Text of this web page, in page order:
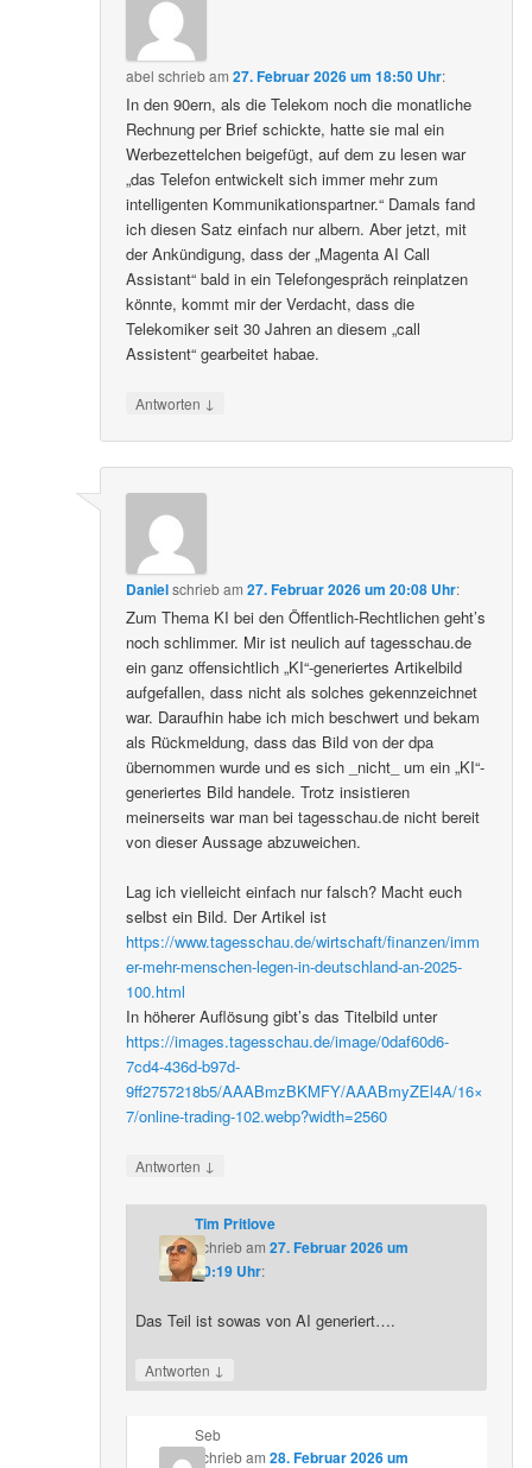
abel schriebam27. Februar 2026 um 18:50 Uhr:
In den 90ern, als die Telekom noch die monatliche
Rechnung per Brief schickte, hatte sie mal ein
Werbezettelchen beigefügt, auf dem zu lesen war
„das Telefon entwickelt sich immer mehr zum
intelligenten Kommunikationspartner.“ Damals fand
ich diesen Satz einfach nur albern. Aber jetzt, mit
der Ankündigung, dass der „Magenta AI Call
Assistant“ bald in ein Telefongespräch reinplatzen
könnte, kommt mir der Verdacht, dass die
Telekomiker seit 30 Jahren an diesem „call
Assistent“ gearbeitet habae.
Antworten ↓
Danielschriebam27. Februar 2026 um 20:08 Uhr:
Zum Thema KI bei den Öffentlich-Rechtlichen geht’s
noch schlimmer. Mir ist neulich auf tagesschau.de
ein ganz offensichtlich „KI“-generiertes Artikelbild
aufgefallen, dass nicht als solches gekennzeichnet
war. Daraufhin habe ich mich beschwert und bekam
als Rückmeldung, dass das Bild von der dpa
übernommen wurde und es sich _nicht_ um ein „KI“-
generiertes Bild handele. Trotz insistieren
meinerseits war man bei tagesschau.de nicht bereit
von dieser Aussage abzuweichen.
Lag ich vielleicht einfach nur falsch? Macht euch
selbst ein Bild. Der Artikel ist
https://www.tagesschau.de/wirtschaft/finanzen/imm
er-mehr-menschen-legen-in-deutschland-an-2025-
100.html
In höherer Auflösung gibt’s das Titelbild unter
https://images.tagesschau.de/image/0daf60d6-
7cd4-436d-b97d-
9ff2757218b5/AAABmzBKMFY/AAABmyZEl4A/16×
7/online-trading-102.webp?width=2560
Antworten ↓
Tim Pritlove
schriebam 27. Februar 2026 um
20:19 Uhr:
Das Teil ist sowas von AI generiert….
Antworten ↓
Seb
schriebam 28. Februar 2026 um